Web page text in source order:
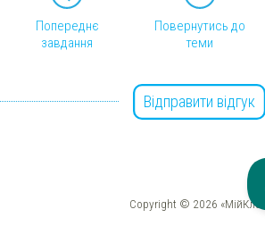
Попереднє
завдання
Повернутись до
теми
Відправити відгук
Copyright © 2026 «МійКлас»